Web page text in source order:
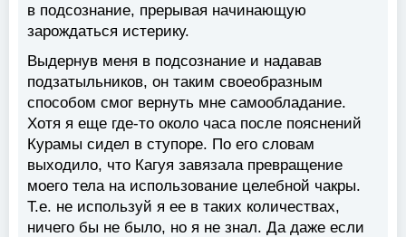
в подсознание, прерывая начинающую
зарождаться истерику.
Выдернув меня в подсознание и надавав
подзатыльников, он таким своеобразным
способом смог вернуть мне самообладание.
Хотя я еще где-то около часа после пояснений
Курамы сидел в ступоре. По его словам
выходило, что Кагуя завязала превращение
моего тела на использование целебной чакры.
Т.е. не используй я ее в таких количествах,
ничего бы не было, но я не знал. Да даже если